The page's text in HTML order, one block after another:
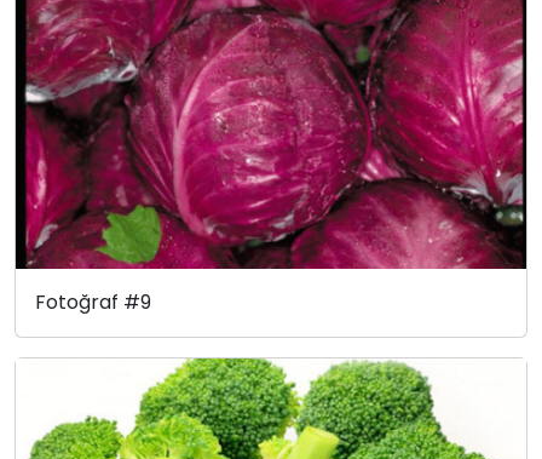
Fotoğraf #9